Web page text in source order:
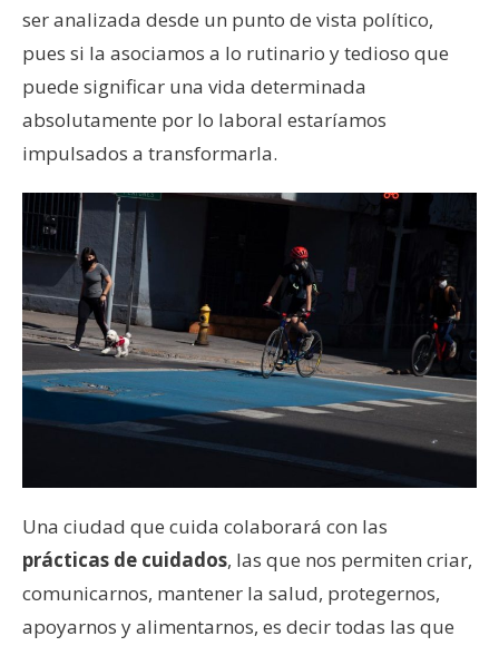
ser analizada desde un punto de vista político,
pues si la asociamos a lo rutinario y tedioso que
puede significar una vida determinada
absolutamente por lo laboral estaríamos
impulsados a transformarla.
Una ciudad que cuida colaborará con las
prácticas de cuidados, las que nos permiten criar,
comunicarnos, mantener la salud, protegernos,
apoyarnos y alimentarnos, es decir todas las que